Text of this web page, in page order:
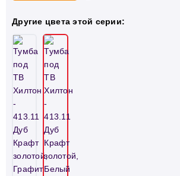
Другие цвета этой серии: